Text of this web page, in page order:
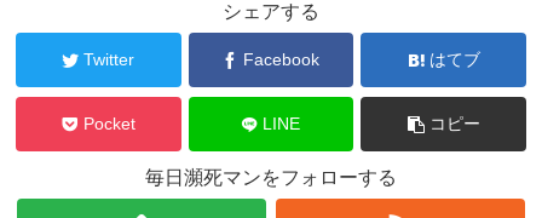
シェアする
Twitter Facebook はてブ
Pocket LINE コピー
毎日瀕死マンをフォローする